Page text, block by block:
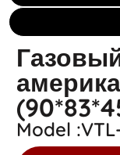
Model